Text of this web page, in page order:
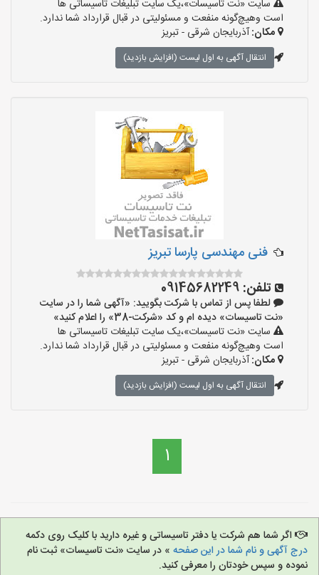
سایت «نت تاسیسات»،یک سایت تبلیغات تاسیساتی ها
است وهیچ‌گونه منفعت و مسئولیتی در قبال قرارداد شما ندارد.
مکان:آذربایجان شرقی - تبریز
انتقال آگهی به اول لیست (افزایش بازدید)
فنی مهندسی پارسا تبریز
تلفن: 09145682249
لطفا پس از تماس با شرکت بگویید: «آگهی شما را در سایت
«نت تاسیسات» دیده ام و کد «شرکت-38» را اعلام کنید»
سایت «نت تاسیسات»،یک سایت تبلیغات تاسیساتی ها
است وهیچ‌گونه منفعت و مسئولیتی در قبال قرارداد شما ندارد.
مکان:آذربایجان شرقی - تبریز
انتقال آگهی به اول لیست (افزایش بازدید)
1
اگر شما هم شرکت یا دفتر تاسیساتی و غیره دارید با کلیک روی دکمه
درج آگهی و نام شما در این صفحه » در سایت «نت تاسیسات» ثبت نام
نموده و سپس خودتان را معرفی کنید.